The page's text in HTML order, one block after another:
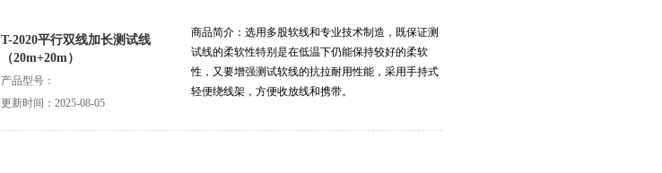
T-2020平行双线加长测试线
（20m+20m）
产品型号：
更新时间：2025-08-05
商品简介：选用多股软线和专业技术制造，既保证测
试线的柔软性特别是在低温下仍能保持较好的柔软
性，又要增强测试软线的抗拉耐用性能，采用手持式
轻便绕线架，方便收放线和携带。